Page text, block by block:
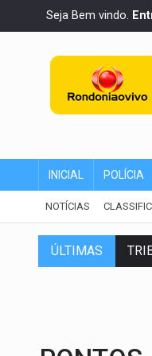
Seja Bem vindo.
INICIAL POLÍCIA
NOTÍCIAS
ÚLTIMAS